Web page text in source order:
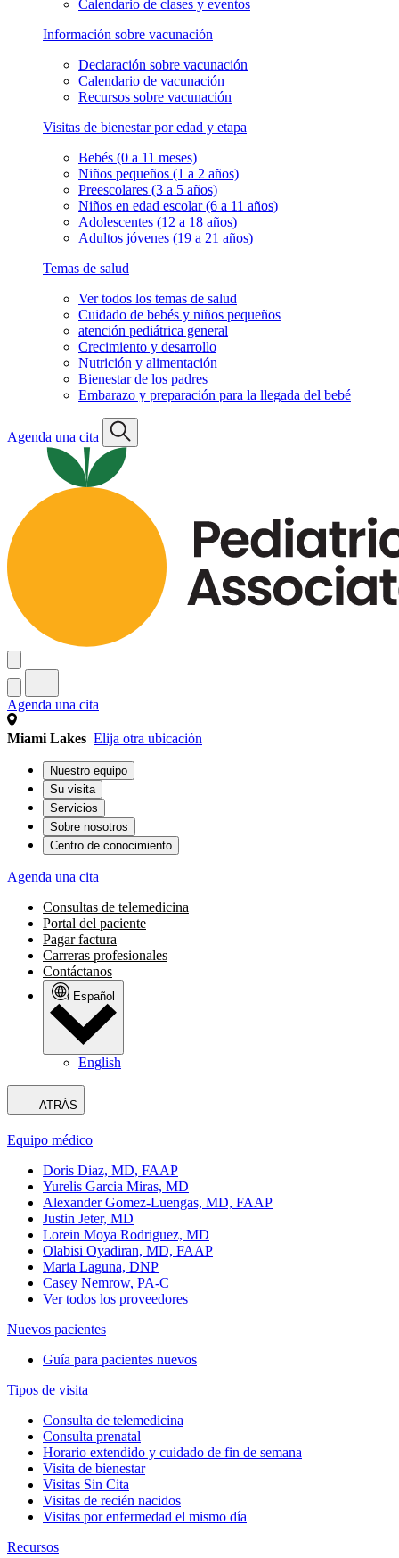
Calendario de clases y eventos
Información sobre vacunación
Declaración sobre vacunación
Calendario de vacunación
Recursos sobre vacunación
Visitas de bienestar por edad y etapa
Bebés (0 a 11 meses)
Niños pequeños (1 a 2 años)
Preescolares (3 a 5 años)
Niños en edad escolar (6 a 11 años)
Adolescentes (12 a 18 años)
Adultos jóvenes (19 a 21 años)
Temas de salud
Ver todos los temas de salud
Cuidado de bebés y niños pequeños
atención pediátrica general
Crecimiento y desarrollo
Nutrición y alimentación
Bienestar de los padres
Embarazo y preparación para la llegada del bebé
Agenda una cita
Agenda una cita
Miami Lakes Elija otra ubicación
Nuestro equipo
Su visita
Servicios
Sobre nosotros
Centro de conocimiento
Agenda una cita
Consultas de telemedicina
Portal del paciente
Pagar factura
Carreras profesionales
Contáctanos
Español
English
ATRÁS
Equipo médico
Doris Diaz, MD, FAAP
Yurelis Garcia Miras, MD
Alexander Gomez-Luengas, MD, FAAP
Justin Jeter, MD
Lorein Moya Rodriguez, MD
Olabisi Oyadiran, MD, FAAP
Maria Laguna, DNP
Casey Nemrow, PA-C
Ver todos los proveedores
Nuevos pacientes
Guía para pacientes nuevos
Tipos de visita
Consulta de telemedicina
Consulta prenatal
Horario extendido y cuidado de fin de semana
Visita de bienestar
Visitas Sin Cita
Visitas de recién nacidos
Visitas por enfermedad el mismo día
Recursos